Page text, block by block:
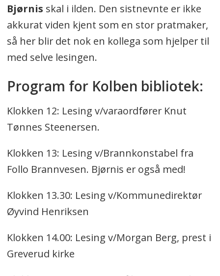
Bjørnis skal i ilden. Den sistnevnte er ikke
akkurat viden kjent som en stor pratmaker,
så her blir det nok en kollega som hjelper til
med selve lesingen.
Program for Kolben bibliotek:
Klokken 12: Lesing v/varaordfører Knut
Tønnes Steenersen.
Klokken 13: Lesing v/Brannkonstabel fra
Follo Brannvesen. Bjørnis er også med!
Klokken 13.30: Lesing v/Kommunedirektør
Øyvind Henriksen
Klokken 14.00: Lesing v/Morgan Berg, prest i
Greverud kirke